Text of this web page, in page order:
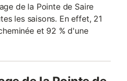
de la Pointe de Saire
les saisons. En effet, 21
et 92 % d'une